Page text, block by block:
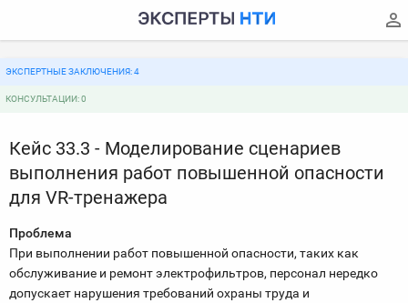
ЭКСПЕРТНЫЕ ЗАКЛЮЧЕНИЯ: 4
КОНСУЛЬТАЦИИ: 0
Кейс 33.3 - Моделирование сценариев
выполнения работ повышенной опасности
для VR-тренажера
Проблема
При выполнении работ повышенной опасности, таких как
обслуживание и ремонт электрофильтров, персонал нередко
допускает нарушения требований охраны труда и